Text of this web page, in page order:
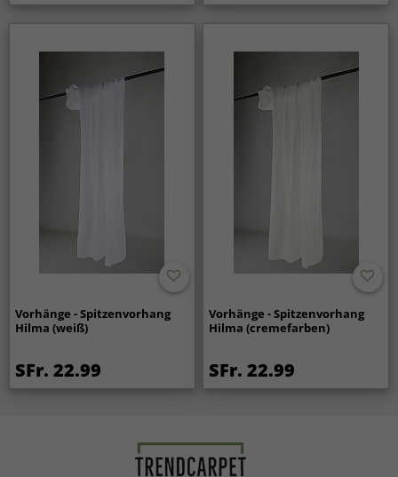
Vorhänge - Spitzenvorhang
Hilma (weiß)
SFr. 22.99
Vorhänge - Spitzenvorhang
Hilma (cremefarben)
SFr. 22.99